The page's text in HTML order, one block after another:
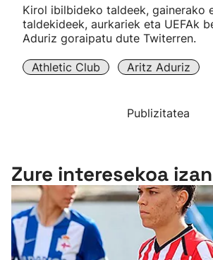
Kirol gehiago
"Helmuga"
Kirol ibilbideko taldeek, gainerako
taldekideek, aurkariek eta UEFAk
Aduriz goraipatu dute Twiterren.
Athletic Club Aritz Aduriz
Publizitatea
Zure interesekoa